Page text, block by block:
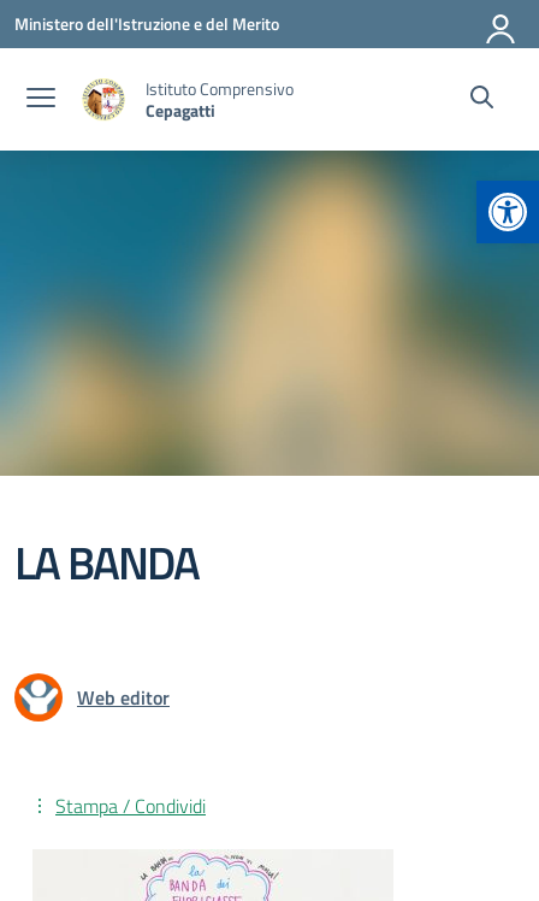
Vai ai contenuti
Vai al menu di navigazione
Vai al footer
Ministero dell'Istruzione e del Merito
Istituto Comprensivo
Cepagatti
LA BANDA
Web editor
Stampa / Condividi